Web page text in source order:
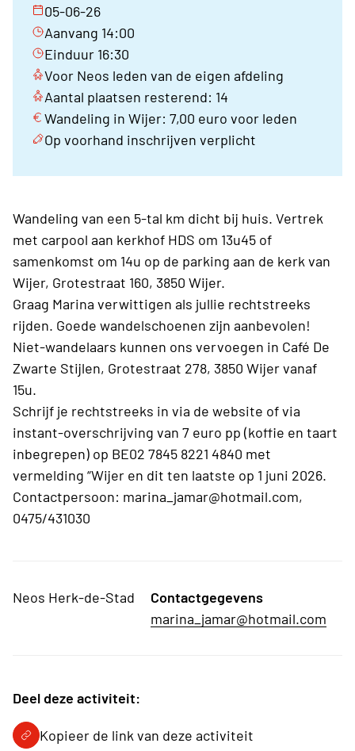
05-06-26
Aanvang 14:00
Einduur 16:30
Voor Neos leden van de eigen afdeling
Aantal plaatsen resterend: 14
Wandeling in Wijer: 7,00 euro voor leden
Op voorhand inschrijven verplicht
Wandeling van een 5-tal km dicht bij huis. Vertrek
met carpool aan kerkhof HDS om 13u45 of
samenkomst om 14u op de parking aan de kerk van
Wijer, Grotestraat 160, 3850 Wijer.
Graag Marina verwittigen als jullie rechtstreeks
rijden. Goede wandelschoenen zijn aanbevolen!
Niet-wandelaars kunnen ons vervoegen in Café De
Zwarte Stijlen, Grotestraat 278, 3850 Wijer vanaf
15u.
Schrijf je rechtstreeks in via de website of via
instant-overschrijving van 7 euro pp (koffie en taart
inbegrepen) op BE02 7845 8221 4840 met
vermelding “Wijer en dit ten laatste op 1 juni 2026.
Contactpersoon: marina_jamar@hotmail.com,
0475/431030
Neos Herk-de-Stad
Contactgegevens
marina_jamar@hotmail.com
Deel deze activiteit:
Kopieer de link van deze activiteit